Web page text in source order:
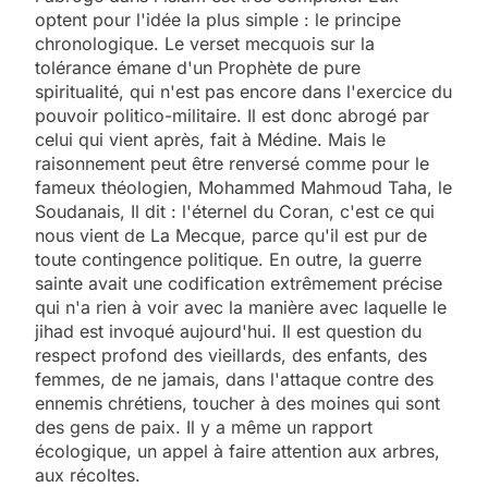
optent pour l'idée la plus simple : le principe
chronologique. Le verset mecquois sur la
tolérance émane d'un Prophète de pure
spiritualité, qui n'est pas encore dans l'exercice du
pouvoir politico-militaire. Il est donc abrogé par
celui qui vient après, fait à Médine. Mais le
raisonnement peut être renversé comme pour le
fameux théologien, Mohammed Mahmoud Taha, le
Soudanais, Il dit : l'éternel du Coran, c'est ce qui
nous vient de La Mecque, parce qu'il est pur de
toute contingence politique. En outre, la guerre
sainte avait une codification extrêmement précise
qui n'a rien à voir avec la manière avec laquelle le
jihad est invoqué aujourd'hui. Il est question du
respect profond des vieillards, des enfants, des
femmes, de ne jamais, dans l'attaque contre des
ennemis chrétiens, toucher à des moines qui sont
des gens de paix. Il y a même un rapport
écologique, un appel à faire attention aux arbres,
aux récoltes.